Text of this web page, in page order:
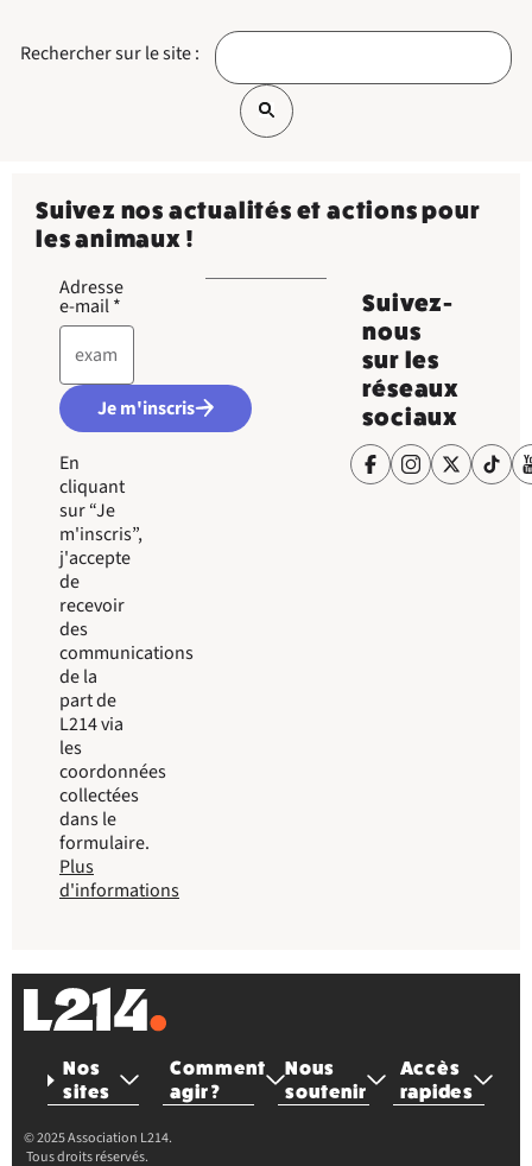
Rechercher sur le site :
Suivez nos actualités et actions pour
les animaux !
Adresse
e-mail*
Je m'inscris
En
cliquant
sur “Je
m'inscris”,
j'accepte
de
recevoir
des
communications
de la
part de
L214 via
les
coordonnées
collectées
dans le
formulaire.
Plus
d'informations
Suivez-
nous
sur les
réseaux
sociaux
Nos
sites
Comment
agir ?
Nous
soutenir
Accès
rapides
© 2025 Association L214.
Tous droits réservés.